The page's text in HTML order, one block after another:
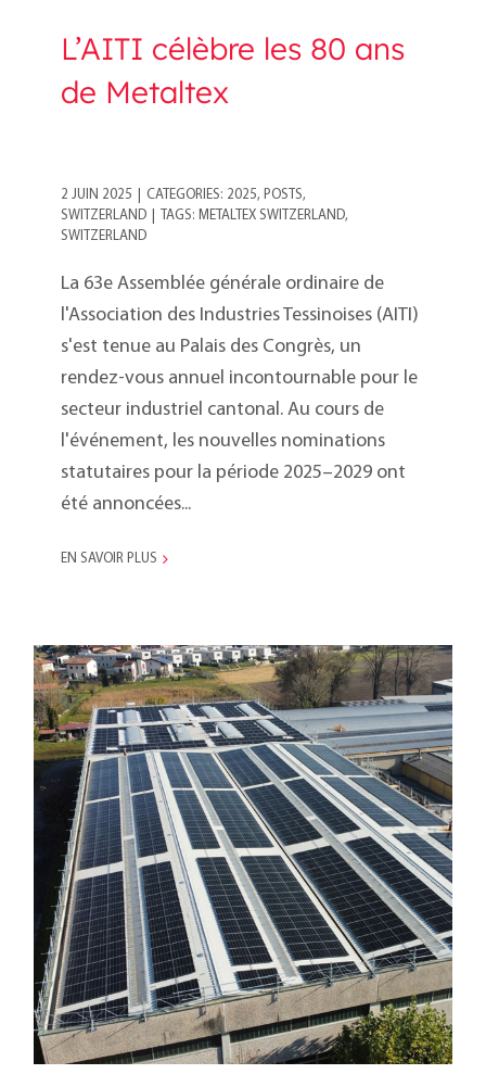
L’AITI célèbre les 80 ans
de Metaltex
2 JUIN 2025 CATEGORIES: 2025, POSTS,
SWITZERLAND
TAGS: METALTEX SWITZERLAND,
SWITZERLAND
La 63e Assemblée générale ordinaire de
l'Association des Industries Tessinoises (AITI)
s'est tenue au Palais des Congrès, un
rendez-vous annuel incontournable pour le
secteur industriel cantonal. Au cours de
l'événement, les nouvelles nominations
statutaires pour la période 2025–2029 ont
été annoncées...
EN SAVOIR PLUS
Nouveau système
photovoltaïque à Genestrerio